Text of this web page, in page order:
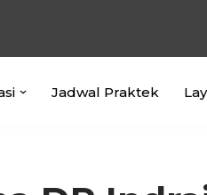
Jadwal Praktek